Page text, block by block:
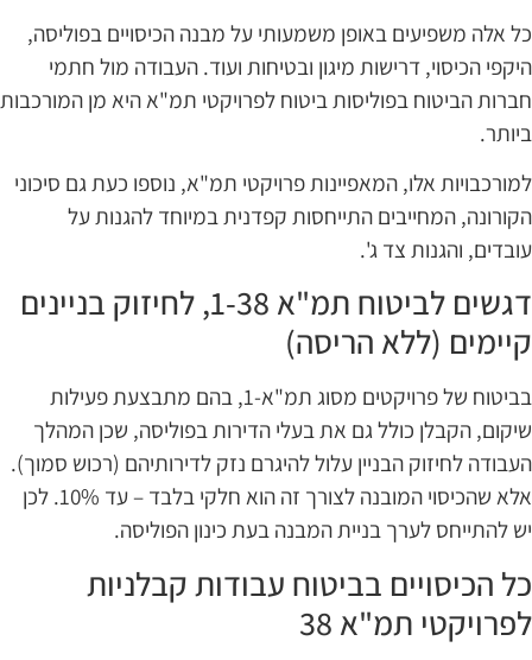
אלה משפיעים באופן משמעותי על מבנה הכיסויים בפוליסה,
הכיסוי, דרישות מיגון ובטיחות ועוד. העבודה מול חתמי
הביטוח בפוליסות ביטוח לפרויקטי תמ"א היא מן המורכבות
אלו, המאפיינות פרויקטי תמ"א, נוספו כעת גם סיכוני
המחייבים התייחסות קפדנית במיוחד להגנות על
והגנות צד ג'.
דגשים לביטוח תמ"א 1-38, לחיזוק בניינים
(ללא הריסה)
בביטוח של פרויקטים מסוג תמ"א-1, בהם מתבצעת פעילות
הקבלן כולל גם את בעלי הדירות בפוליסה, שכן המהלך
לחיזוק הבניין עלול להיגרם נזק לדירותיהם (רכוש סמוך).
אלא שהכיסוי המובנה לצורך זה הוא חלקי בלבד – עד 10%. לכן
להתייחס לערך בניית המבנה בעת כינון הפוליסה.
הכיסויים בביטוח עבודות קבלניות
תמ"א 38